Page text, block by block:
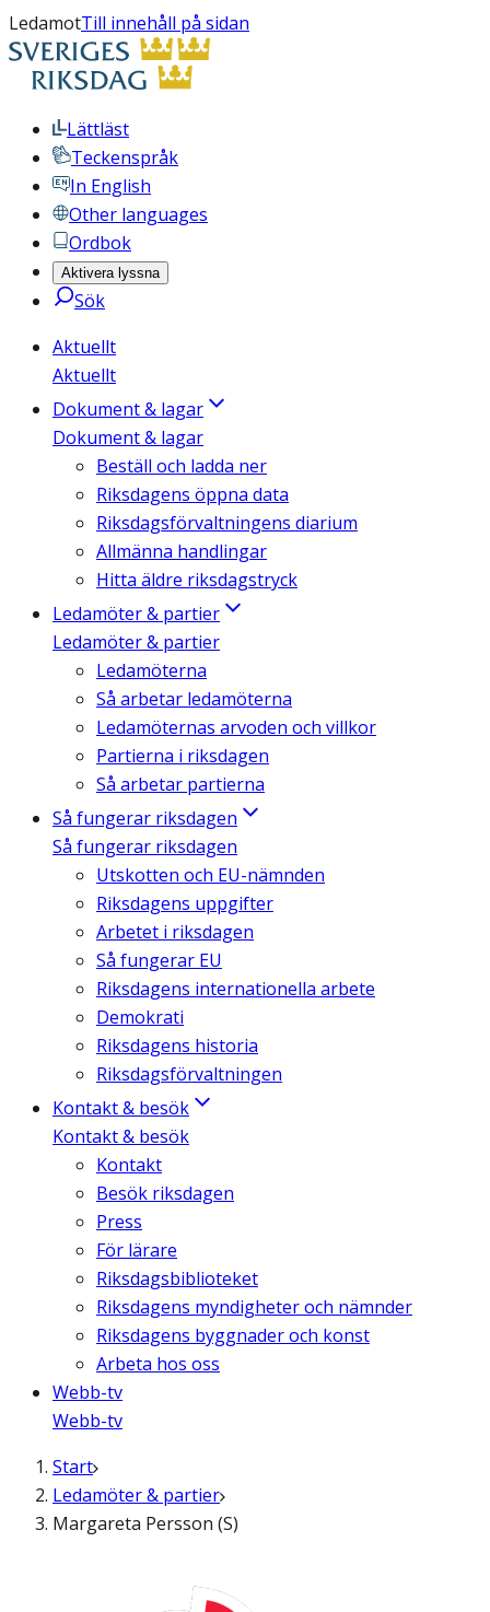
LedamotTill innehåll på sidan
Lättläst
Teckenspråk
In English
Other languages
Ordbok
Aktivera lyssna
Sök
Aktuellt
Aktuellt
Dokument & lagar
Dokument & lagar
Beställ och ladda ner
Riksdagens öppna data
Riksdagsförvaltningens diarium
Allmänna handlingar
Hitta äldre riksdagstryck
Ledamöter & partier
Ledamöter & partier
Ledamöterna
Så arbetar ledamöterna
Ledamöternas arvoden och villkor
Partierna i riksdagen
Så arbetar partierna
Så fungerar riksdagen
Så fungerar riksdagen
Utskotten och EU-nämnden
Riksdagens uppgifter
Arbetet i riksdagen
Så fungerar EU
Riksdagens internationella arbete
Demokrati
Riksdagens historia
Riksdagsförvaltningen
Kontakt & besök
Kontakt & besök
Kontakt
Besök riksdagen
Press
För lärare
Riksdagsbiblioteket
Riksdagens myndigheter och nämnder
Riksdagens byggnader och konst
Arbeta hos oss
Webb-tv
Webb-tv
Start
Ledamöter & partier
Margareta Persson (S)